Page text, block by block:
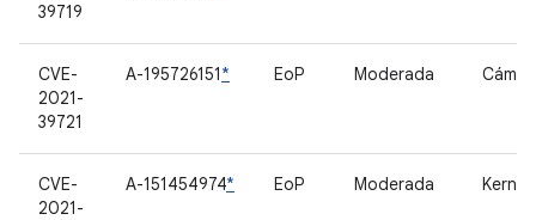
39719
CVE-
2021-
39721
A-195726151* EoP Moderada
CVE-
2021-
A-151454974* EoP Moderada Kernel